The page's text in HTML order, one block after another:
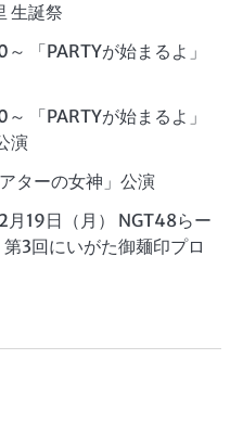
生誕祭
「PARTYが始まるよ」
「PARTYが始まるよ」
演
ターの女神」公演
月19日（月） NGT48らー
3回にいがた御麺印プロ